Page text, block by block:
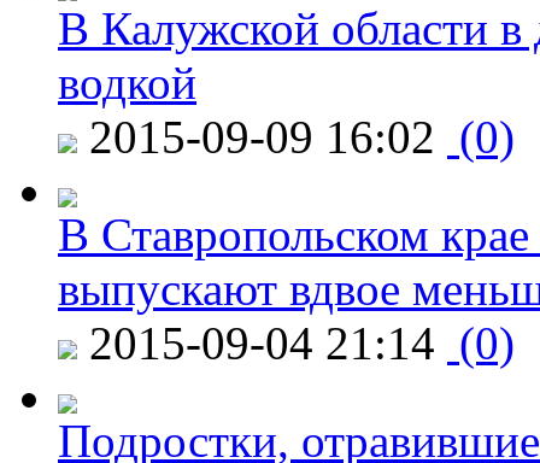
В Калужской области в
водкой
2015-09-09 16:02 (0)
В Ставропольском
выпускают вдвое
2015-09-04 21:14 (0)
Подростки,